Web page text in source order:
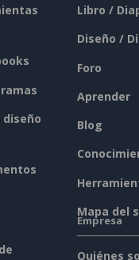
Libro /
Diseño /
Foro
Aprender
Blog
Mapa del
Empresa
Quiénes